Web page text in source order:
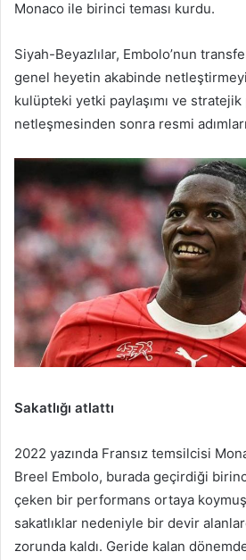
Monaco ile birinci teması kurdu.
Siyah-Beyazlılar, Embolo’nun
genel heyetin akabinde
kulüpteki yetki paylaşımı ve stratejik
netleşmesinden sonra resmi
Sakatlığı atlattı
2022 yazında Fransız temsilcisi
Breel Embolo, burada geçirdiği
çeken bir performans ortaya
sakatlıklar nedeniyle bir devir
zorunda kaldı. Geride kalan